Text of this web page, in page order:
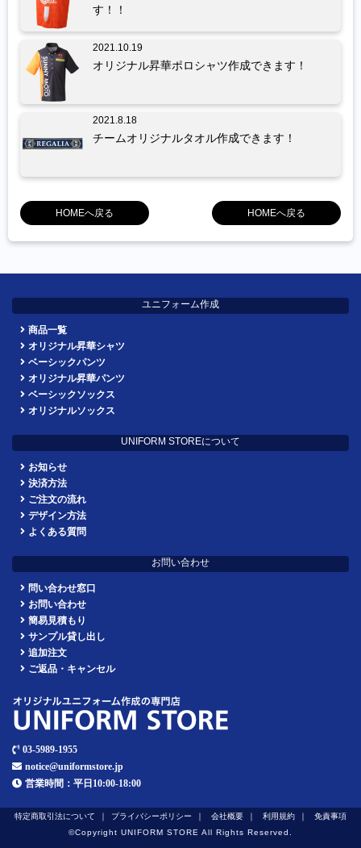
す！！
2021.10.19
オリジナル昇華ポロシャツ作成できます！
2021.8.18
チームオリジナルタオル作成できます！
HOMEへ戻る HOMEへ戻る
ユニフォーム作成
商品一覧
オリジナル昇華シャツ
ベーシックパンツ
オリジナル昇華パンツ
ベーシックソックス
オリジナルソックス
UNIFORM STOREについて
お知らせ
決済方法
ご注文の流れ
デザイン方法
よくある質問
お問い合わせ
問い合わせ窓口
お問い合わせ
簡易見積もり
サンプル貸し出し
追加注文
ご返品・キャンセル
03-5989-1955
notice@uniformstore.jp
営業時間：平日10:00-18:00
特定商取引法について プライバシーポリシー 会社概要 利用規約
免責事項
©︎Copyright UNIFORM STORE All Rights Reserved.